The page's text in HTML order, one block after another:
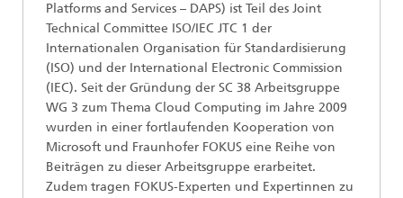
Platforms and Services – DAPS) ist Teil des Joint
Technical Committee ISO/IEC JTC 1 der
Internationalen Organisation für Standardisierung
(ISO) und der International Electronic Commission
(IEC). Seit der Gründung der SC 38 Arbeitsgruppe
WG 3 zum Thema Cloud Computing im Jahre 2009
wurden in einer fortlaufenden Kooperation von
Microsoft und Fraunhofer FOKUS eine Reihe von
Beiträgen zu dieser Arbeitsgruppe erarbeitet.
Zudem tragen FOKUS-Experten und Expertinnen zu